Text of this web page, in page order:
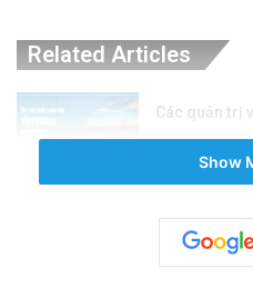
Related Articles
Các quản trị
Nghệ Sĩ
Mexico Đang
Show